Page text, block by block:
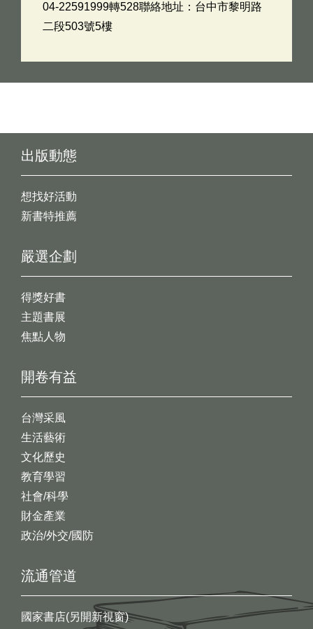
04-22591999轉528聯絡地址：台中市黎明路
二段503號5樓
出版動態
想找好活動
新書特推薦
開卷有益
台灣采風
生活藝術
文化歷史
教育學習
社會/科學
財金產業
政治/外交/國防
嚴選企劃
得獎好書
主題書展
焦點人物
流通管道
國家書店(另開新視窗)